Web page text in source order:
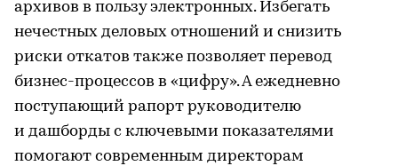
архивов в пользу электронных. Избегать
нечестных деловых отношений и снизить
риски откатов также позволяет перевод
бизнес-процессов в «цифру». А ежедневно
поступающий рапорт руководителю
и дашборды с ключевыми показателями
помогают современным директорам